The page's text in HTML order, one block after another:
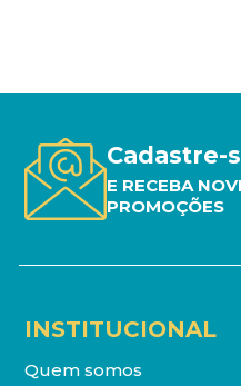
Cadastre-
E RECEBA
PROMOÇÕES
INSTITUCIONAL
Quem somos